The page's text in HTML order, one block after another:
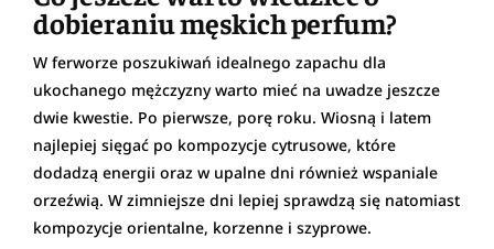
dobieraniu męskich perfum?
W ferworze poszukiwań idealnego zapachu dla
ukochanego mężczyzny warto mieć na uwadze jeszcze
dwie kwestie. Po pierwsze, porę roku. Wiosną i latem
najlepiej sięgać po kompozycje cytrusowe, które
dodadzą energii oraz w upalne dni również wspaniale
orzeźwią. W zimniejsze dni lepiej sprawdzą się natomiast
kompozycje orientalne, korzenne i szyprowe.